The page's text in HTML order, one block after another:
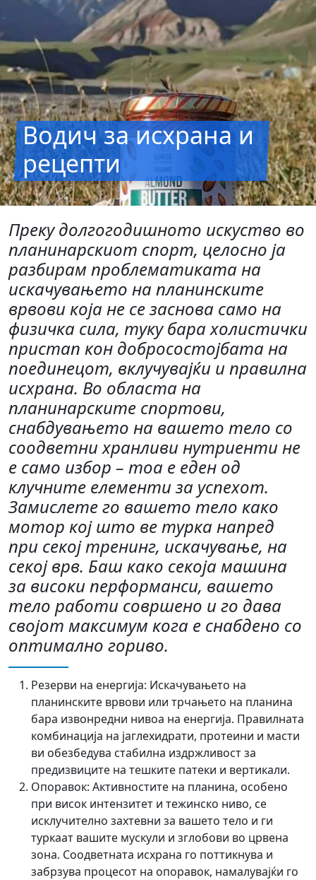
Водич за исхрана и
рецепти
Преку долгогодишното искуство во
планинарскиот спорт, целосно ја
разбирам проблематиката на
искачувањето на планинските
врвови која не се заснова само на
физичка сила, туку бара холистички
пристап кон добросостојбата на
поединецот, вклучувајќи и правилна
исхрана. Во областа на
планинарските спортови,
снабдувањето на вашето тело со
соодветни хранливи нутриенти не
е само избор – тоа е еден од
клучните елементи за успехот.
Замислете го вашето тело како
мотор кој што ве турка напред
при секој тренинг, искачување, на
секој врв. Баш како секоја машина
за високи перформанси, вашето
тело работи совршено и го дава
својот максимум кога е снабдено со
оптимално гориво.
Резерви на енергија: Искачувањето на
планинските врвови или трчањето на планина
бара извонредни нивоа на енергија. Правилната
комбинација на јаглехидрати, протеини и масти
ви обезбедува стабилна издржливост за
предизвиците на тешките патеки и вертикали.
Опоравок: Активностите на планина, особено
при висок интензитет и тежинско ниво, се
исклучително захтевни за вашето тело и ги
туркаат вашите мускули и зглобови во црвена
зона. Соодветната исхрана го поттикнува и
забрзува процесот на опоравок, намалувајќи го